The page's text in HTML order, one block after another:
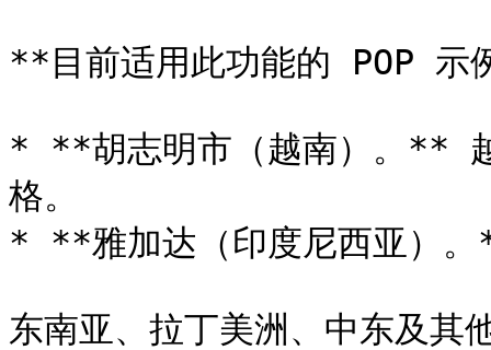
**目前适用此功能的 POP 示
* **胡志明市（越南）。**
格。
* **雅加达（印度尼西亚）
东南亚、拉丁美洲、中东及其